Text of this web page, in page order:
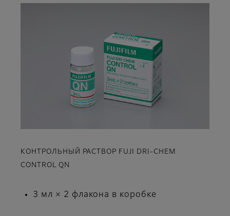
КОНТРОЛЬНЫЙ РАСТВОР FUJI DRI-CHEM
CONTROL QN
3 мл × 2 флакона в коробке